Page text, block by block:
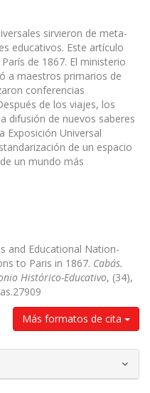
sirvieron de meta-
educativos. Este artículo
de 1867. El ministerio
a maestros primarios de
conferencias
de los viajes, los
difusión de nuevos saberes
Exposición Universal
de un espacio
un mundo más
and Educational Nation-
to Paris in 1867. Cabás.
Histórico-Educativo, (34),
Más formatos de cita